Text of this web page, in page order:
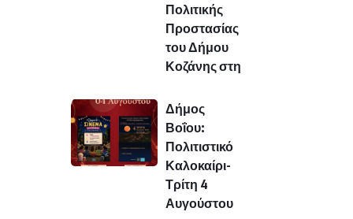
Πολιτικής
Προστασίας
του Δήμου
Κοζάνης στη
Δήμος
Βοΐου:
Πολιτιστικό
Καλοκαίρι-
Τρίτη 4
Αυγούστου